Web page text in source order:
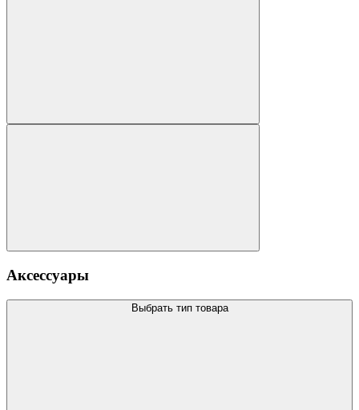
Аксессуары
Выбрать тип товара